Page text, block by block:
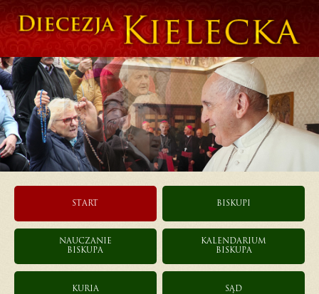
START BISKUPI
NAUCZANIE
BISKUPA
KALENDARIUM
BISKUPA
KURIA SĄD